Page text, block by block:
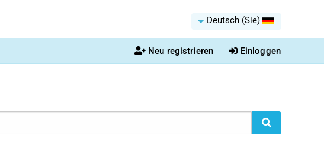
Deutsch (Sie)
Neu registrieren Einloggen